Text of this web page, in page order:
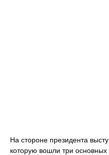
На стороне президента
которую вошли три